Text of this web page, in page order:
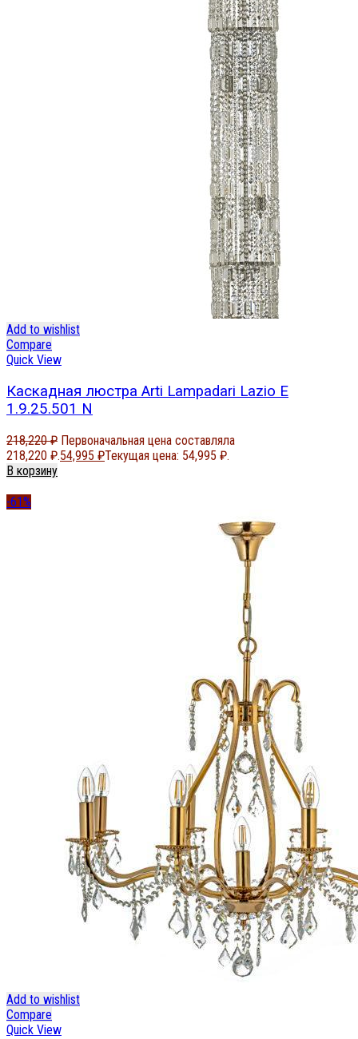
Add to wishlist
Compare
Quick View
Каскадная люстра Arti Lampadari Lazio E
1.9.25.501 N
218,220₽ Первоначальная цена составляла
218,220 ₽.54,995 ₽Текущая цена: 54,995 ₽.
В корзину
-61%
Add to wishlist
Compare
Quick View